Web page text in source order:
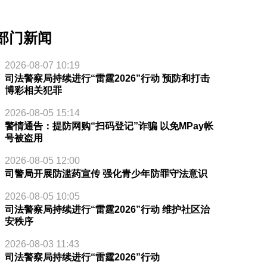
门新闻
2026-08-07 10:19
司法警察局持续进行“雷霆2026”行动 预防和打击
博彩相关犯罪
2026-08-05 15:14
警情通告：提防网购“扫码登记”诈骗 以免MPay帐
号被盗用
2026-08-05 12:00
司警局开展防滥药宣传 强化青少年防罪守法意识
2026-08-05 10:05
司法警察局持续进行“雷霆2026”行动 维护社区治
安秩序
2026-08-03 11:43
司法警察局持续进行“雷霆2026”行动